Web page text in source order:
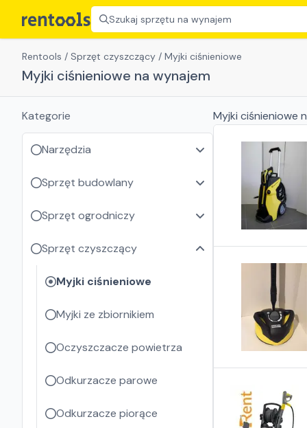
Szukaj sprzętu na wynajem
Rentools / Sprzęt czyszczący / Myjki ciśnieniowe
Myjki ciśnieniowe na wynajem
Myjki ciśnieniowe
Kategorie
Narzędzia
Sprzęt budowlany
Sprzęt ogrodniczy
Sprzęt czyszczący
Myjki ciśnieniowe
Myjki ze zbiornikiem
Oczyszczacze powietrza
Odkurzacze parowe
Odkurzacze piorące